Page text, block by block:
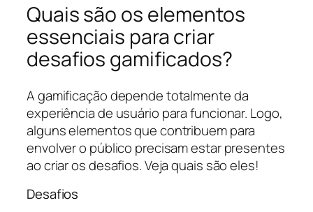
Quais são os elementos
essenciais para criar
desafios gamificados?
A gamificação depende totalmente da
experiência de usuário para funcionar. Logo,
alguns elementos que contribuem para
envolver o público precisam estar presentes
ao criar os desafios. Veja quais são eles!
Desafios